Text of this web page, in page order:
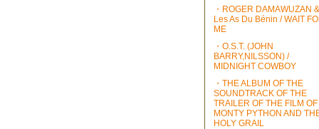
・ROGER DAMAWUZAN &
Les As Du Bénin / WAIT
ME
・O.S.T. (JOHN
BARRY,NILSSON) /
MIDNIGHT COWBOY
・THE ALBUM OF THE
SOUNDTRACK OF THE
TRAILER OF THE FILM OF
MONTY PYTHON AND
HOLY GRAIL